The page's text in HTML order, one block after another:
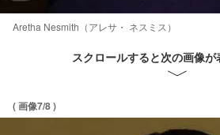
Aretha Nesmith（アレサ・ ネスミス）
スクロールすると次の画像
( 画像7/8 )